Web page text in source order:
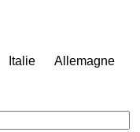
Italie
Allemagne